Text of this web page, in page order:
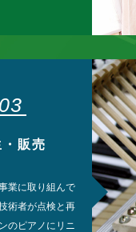
03
販売
業に取り組んで
術者が点検と再
のピアノにリニ